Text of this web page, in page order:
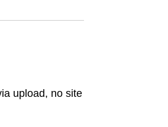
upload, no site